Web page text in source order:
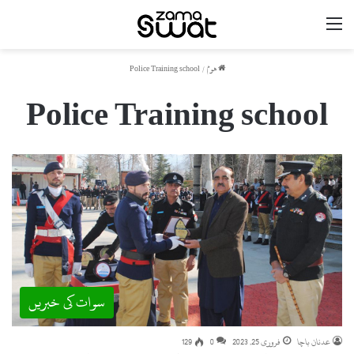
ھوم /
Police Training school
Police Training school
سوات کی خبریں
عدنان باچا فروری 25, 2023 0
129